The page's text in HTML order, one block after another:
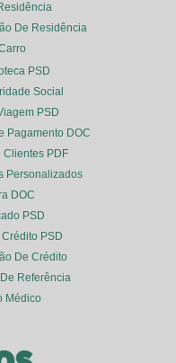
De Residência
PSD
Social
PSD
Pagamento DOC
Clientes PDF
Personalizados
DOC
PSD
PSD
De Crédito
Referência
Médico